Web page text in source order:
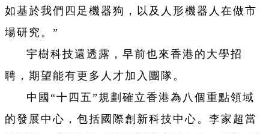
如基於我們四足機器狗，以及人形機器人在做市
場研究。”
宇樹科技還透露，早前也來香港的大學招
聘，期望能有更多人才加入團隊。
中國“十四五”規劃確立香港為八個重點領域
的發展中心，包括國際創新科技中心。李家超當